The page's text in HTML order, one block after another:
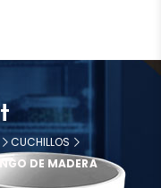
CUCHILLOS
DE MADERA